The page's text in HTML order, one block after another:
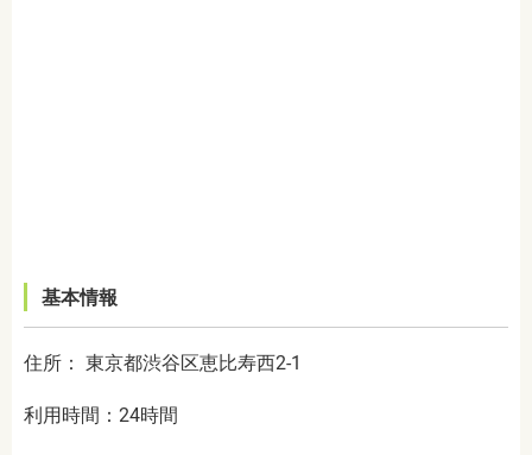
基本情報
住所： 東京都渋谷区恵比寿西2-1
利用時間：24時間